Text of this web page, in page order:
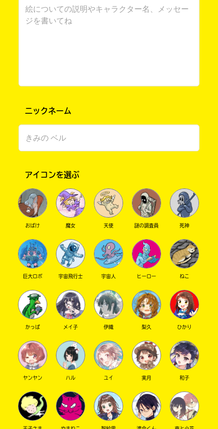
みんなからのお手紙が
このマチのことを
もっと知りたい
ニックネーム
アイコンを選ぶ
おばけ 魔女 天使 謎の調査員 死神
巨大ロボ 宇宙飛行士 宇宙人 ヒーロー ねこ
かっぱ メイ子 伊織 梨久 ひかり
ヤンヤン ハル ユイ 実月 和子